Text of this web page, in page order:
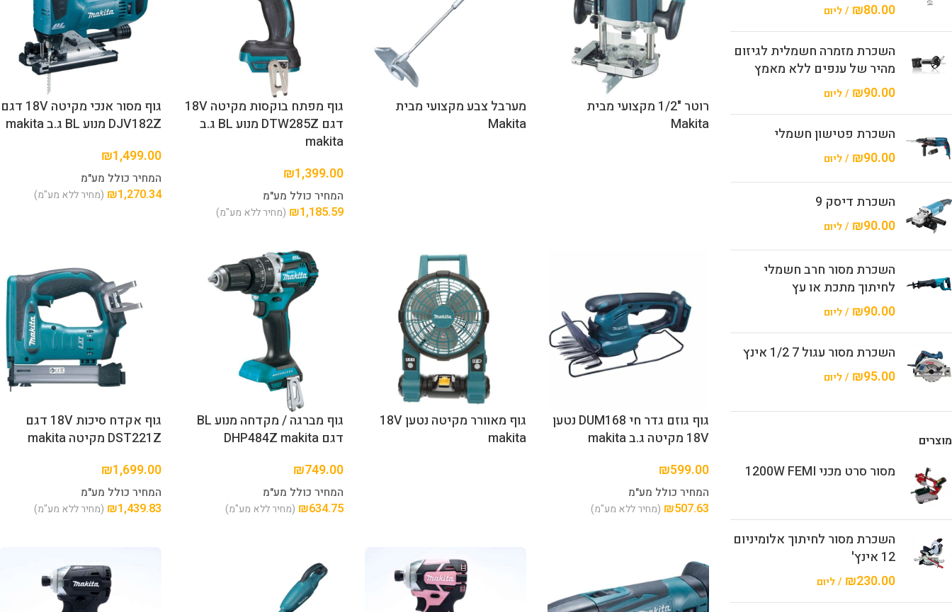
₪80.00 / ליום
השכרת מזמרה חשמלית לגיזום
מהיר של ענפים ללא מאמץ
₪90.00 / ליום
השכרת פטישון חשמלי
₪90.00 / ליום
השכרת דיסק 9
₪90.00 / ליום
השכרת מסור חרב חשמלי
לחיתוך מתכת או עץ
₪90.00 / ליום
השכרת מסור עגול 7 1/2 אינץ
₪95.00 / ליום
מוצרים
מסור סרט מכני 1200W FEMI
השכרת מסור לחיתוך אלומיניום
12 אינץ'
₪230.00 / ליום
רוטר "1/2 מקצועי מבית
Makita
מערבל צבע מקצועי מבית
Makita
גוף מפתח בוקסות מקיטה 18V
דגם DTW285Z מנוע BL ג.ב
makita
₪1,399.00
המחיר כולל מע"מ
₪1,185.59 (מחיר ללא מע"מ)
גוף מסור אנכי מקיטה 18V דגם
DJV182Z מנוע BL ג.ב makita
₪1,499.00
המחיר כולל מע"מ
₪1,270.34 (מחיר ללא מע"מ)
גוף גוזם גדר חי DUM168 נטען
18V מקיטה ג.ב makita
₪599.00
המחיר כולל מע"מ
₪507.63 (מחיר ללא מע"מ)
גוף מאוורר מקיטה נטען 18V
makita
גוף מברגה / מקדחה מנוע BL
דגם DHP484Z makita
₪749.00
המחיר כולל מע"מ
₪634.75 (מחיר ללא מע"מ)
גוף אקדח סיכות 18V דגם
DST221Z מקיטה makita
₪1,699.00
המחיר כולל מע"מ
₪1,439.83 (מחיר ללא מע"מ)